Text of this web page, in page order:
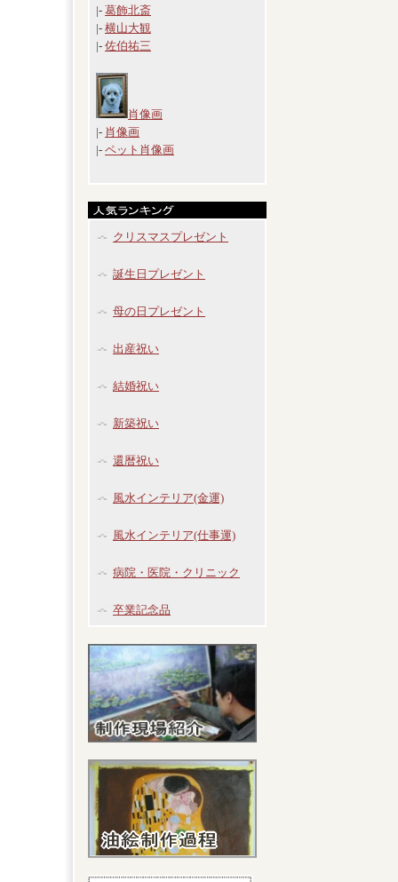
|- 葛飾北斎
|- 横山大観
|- 佐伯祐三
肖像画
|- 肖像画
|- ペット肖像画
クリスマスプレゼント
誕生日プレゼント
母の日プレゼント
出産祝い
結婚祝い
新築祝い
還暦祝い
風水インテリア(金運)
風水インテリア(仕事運)
病院・医院・クリニック
卒業記念品